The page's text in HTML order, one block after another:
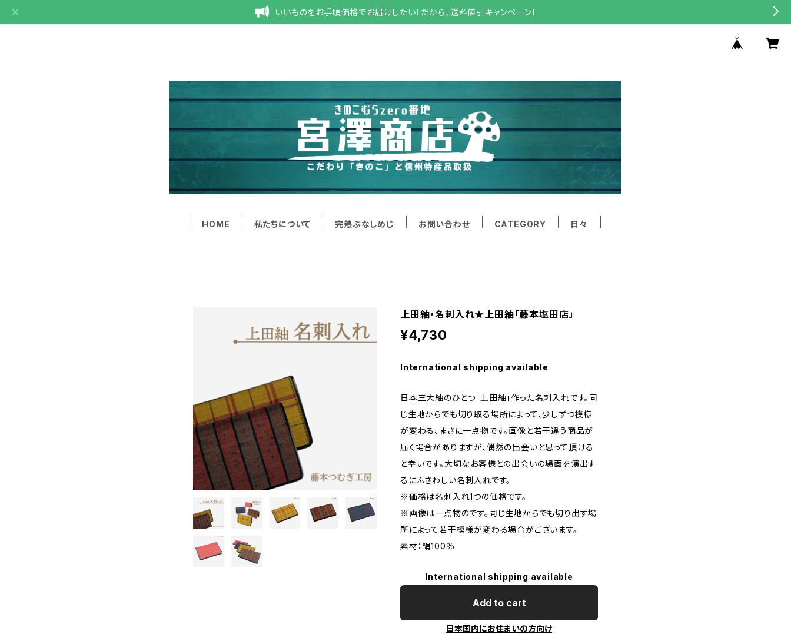
いいものをお手頃価格でお届けしたい！だから、送料値引キャンペーン！
HOME 私たちについて 完熟ぶなしめじ お問い合わせ CATEGORY 日々
上田紬・名刺入れ★上田紬「藤本塩田店」
¥4,730
International shipping available
日本三大紬のひとつ「上田紬」作った名刺入れです。同
じ生地からでも切り取る場所によって、少しずつ模様
が変わる、まさに一点物です。画像と若干違う商品が
届く場合がありますが、偶然の出会いと思って頂ける
と幸いです。大切なお客様との出会いの場面を演出す
るにふさわしい名刺入れです。
※価格は名刺入れ1つの価格です。
※画像は一点物のです。同じ生地からでも切り出す場
所によって若干模様が変わる場合がございます。
素材：絹100％
International shipping available
Add to cart
日本国内にお住まいの方向け